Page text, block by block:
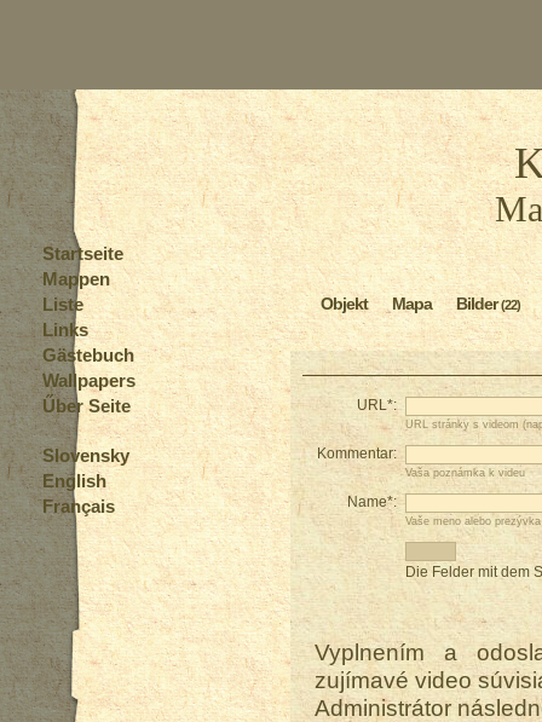
Objekt Mapa Bilder(22)
URL*:
URL stránky s videom
Kommentar:
Vaša poznámka k videu
Name*:
Vaše meno alebo prezývka
Die Felder mit dem
Vyplnením a
zujímavé video
Administrátor
Startseite
Mappen
Liste
Links
Gästebuch
Wallpapers
Űber Seite
Slovensky
English
Français